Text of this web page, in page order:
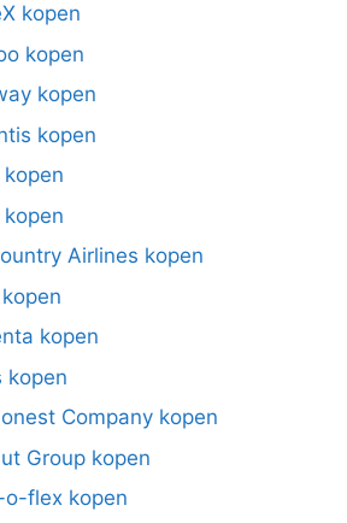
kopen
kopen
kopen
kopen
Airlines kopen
kopen
kopen
Company kopen
Group kopen
flex kopen